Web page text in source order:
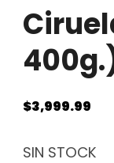
$3,999.99
SIN STOCK